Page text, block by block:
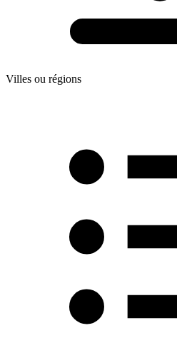
Villes ou régions